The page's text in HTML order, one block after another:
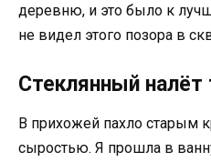
деревню, и это было к
не видел этого позора в
Стеклянный налёт
В прихожей пахло старым
сыростью. Я прошла в